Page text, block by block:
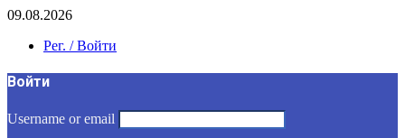
09.08.2026
Рег. / Войти
Войти
Username or email